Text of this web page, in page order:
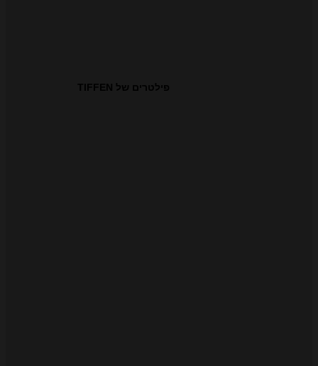
פילטרים של TIFFEN